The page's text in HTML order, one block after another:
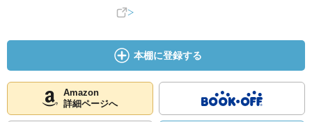
本棚に登録する
Amazon
詳細ページへ